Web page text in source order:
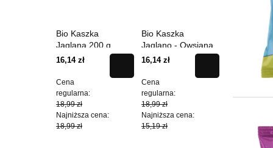
Bio Kaszka
Jaglana 200 g
16,14 zł
Cena
regularna:
18,99 zł
Najniższa cena:
18,99 zł
Bio Kaszka
Jaglano - Owsiana
200 g
16,14 zł
Cena
regularna:
18,99 zł
Najniższa cena:
15,19 zł
BIO
Kakao 260